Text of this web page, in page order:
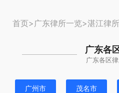
首页> 广东律所一览>湛江律
广东各
广东各区
广州市 茂名市